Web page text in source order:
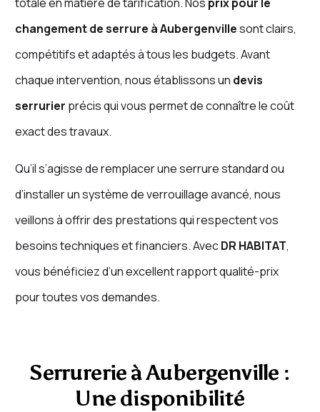
changement de serrure à Aubergenvillesont clairs,
compétitifs et adaptés à tous les budgets. Avant
chaque intervention, nous établissons un devis
serrurier précis qui vous permet de connaître le coût
exact des travaux.
Qu’il s’agisse de remplacer une serrure standard ou
d’installer un système de verrouillage avancé, nous
veillons à offrir des prestations qui respectent vos
besoins techniques et financiers. AvecDR HABITAT,
vous bénéficiez d’un excellent rapport qualité-prix
pour toutes vos demandes.
Serrurerie à Aubergenville :
Une disponibilité